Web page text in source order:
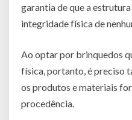
garantia de que a
integridade física de
Ao optar por brinquedos
física, portanto, é preciso
os produtos e materiais
procedência.